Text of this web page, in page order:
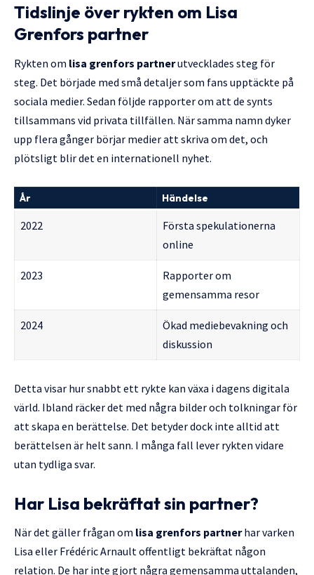
Tidslinje över rykten om Lisa
Grenfors partner
Rykten om lisa grenfors partnerutvecklades steg för
steg. Det började med små detaljer som fans upptäckte på
sociala medier. Sedan följde rapporter om att de synts
tillsammans vid privata tillfällen. När samma namn dyker
upp flera gånger börjar medier att skriva om det, och
plötsligt blir det en internationell nyhet.
År Händelse
2022
Första spekulationerna
online
2023
Rapporter om
gemensamma resor
2024
Ökad mediebevakning och
diskussion
Detta visar hur snabbt ett rykte kan växa i dagens digitala
värld. Ibland räcker det med några bilder och tolkningar för
att skapa en berättelse. Det betyder dock inte alltid att
berättelsen är helt sann. I många fall lever rykten vidare
utan tydliga svar.
Har Lisa bekräftat sin partner?
När det gäller frågan om lisa grenfors partnerhar varken
Lisa eller Frédéric Arnault offentligt bekräftat någon
relation. De har inte gjort några gemensamma uttalanden,